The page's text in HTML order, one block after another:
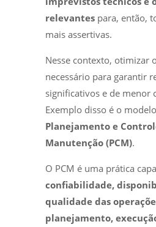
relevantes para, então,
mais assertivas.
Nesse contexto, otimizar
necessário para garantir
significativos e de menor
Exemplo disso é o
Planejamento e
Manutenção (PCM).
O PCM é uma prática
confiabilidade,
qualidade das
planejamento,